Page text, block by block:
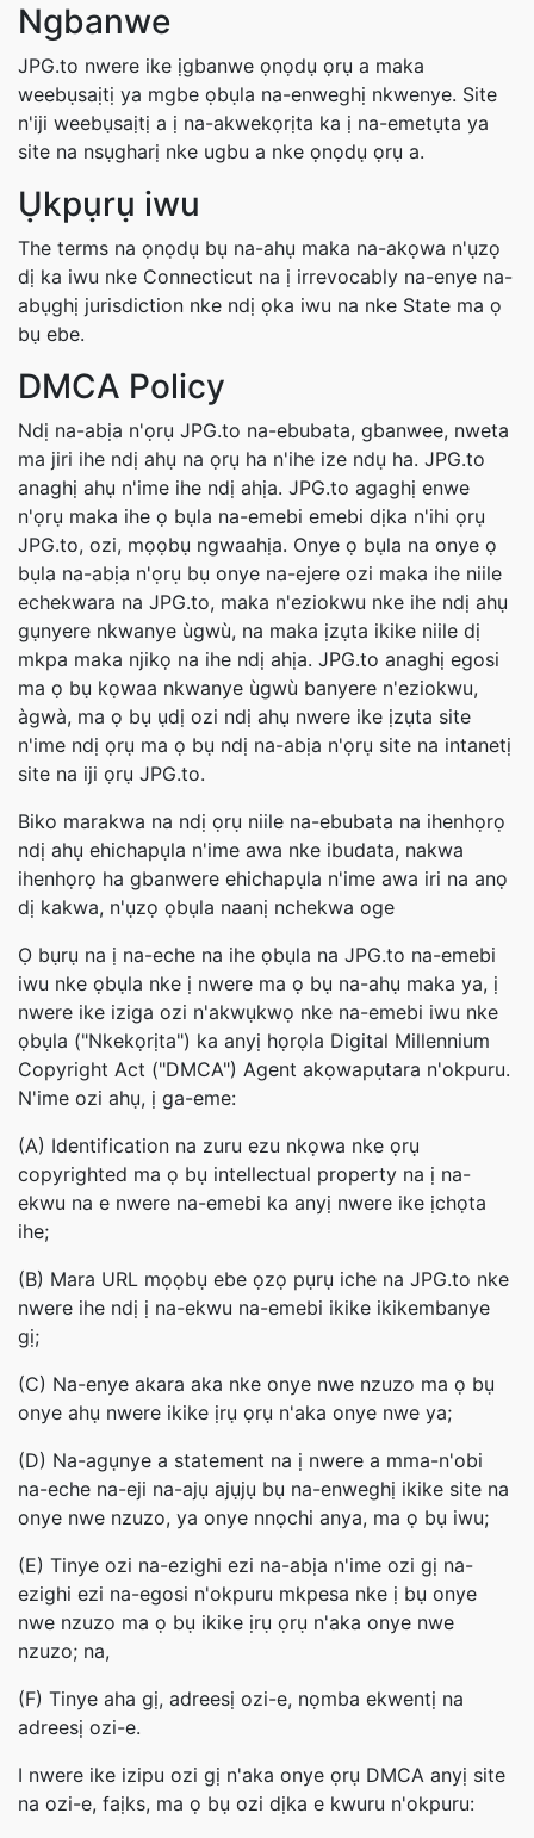
Ngbanwe
JPG.to nwere ike ịgbanwe ọnọdụ ọrụ a maka
weebụsaịtị ya mgbe ọbụla na-enweghị nkwenye. Site
n'iji weebụsaịtị a ị na-akwekọrịta ka ị na-emetụta ya
site na nsụgharị nke ugbu a nke ọnọdụ ọrụ a.
Ụkpụrụ iwu
The terms na ọnọdụ bụ na-ahụ maka na-akọwa n'ụzọ
dị ka iwu nke Connecticut na ị irrevocably na-enye na-
abụghị jurisdiction nke ndị ọka iwu na nke State ma ọ
bụ ebe.
DMCA Policy
Ndị na-abịa n'ọrụ JPG.to na-ebubata, gbanwee, nweta
ma jiri ihe ndị ahụ na ọrụ ha n'ihe ize ndụ ha. JPG.to
anaghị ahụ n'ime ihe ndị ahịa. JPG.to agaghị enwe
n'ọrụ maka ihe ọ bụla na-emebi emebi dịka n'ihi ọrụ
JPG.to, ozi, mọọbụ ngwaahịa. Onye ọ bụla na onye ọ
bụla na-abịa n'ọrụ bụ onye na-ejere ozi maka ihe niile
echekwara na JPG.to, maka n'eziokwu nke ihe ndị ahụ
gụnyere nkwanye ùgwù, na maka ịzụta ikike niile dị
mkpa maka njikọ na ihe ndị ahịa. JPG.to anaghị egosi
ma ọ bụ kọwaa nkwanye ùgwù banyere n'eziokwu,
àgwà, ma ọ bụ ụdị ozi ndị ahụ nwere ike ịzụta site
n'ime ndị ọrụ ma ọ bụ ndị na-abịa n'ọrụ site na intanetị
site na iji ọrụ JPG.to.
Biko marakwa na ndị ọrụ niile na-ebubata na ihenhọrọ
ndị ahụ ehichapụla n'ime awa nke ibudata, nakwa
ihenhọrọ ha gbanwere ehichapụla n'ime awa iri na anọ
dị kakwa, n'ụzọ ọbụla naanị nchekwa oge
Ọ bụrụ na ị na-eche na ihe ọbụla na JPG.to na-emebi
iwu nke ọbụla nke ị nwere ma ọ bụ na-ahụ maka ya, ị
nwere ike iziga ozi n'akwụkwọ nke na-emebi iwu nke
ọbụla ("Nkekọrịta") ka anyị họrọla Digital Millennium
Copyright Act ("DMCA") Agent akọwapụtara n'okpuru.
N'ime ozi ahụ, ị ga-eme:
(A) Identification na zuru ezu nkọwa nke ọrụ
copyrighted ma ọ bụ intellectual property na ị na-
ekwu na e nwere na-emebi ka anyị nwere ike ịchọta
ihe;
(B) Mara URL mọọbụ ebe ọzọ pụrụ iche na JPG.to nke
nwere ihe ndị ị na-ekwu na-emebi ikike ikikembanye
gị;
(C) Na-enye akara aka nke onye nwe nzuzo ma ọ bụ
onye ahụ nwere ikike ịrụ ọrụ n'aka onye nwe ya;
(D) Na-agụnye a statement na ị nwere a mma-n'obi
na-eche na-eji na-ajụ ajụjụ bụ na-enweghị ikike site na
onye nwe nzuzo, ya onye nnọchi anya, ma ọ bụ iwu;
(E) Tinye ozi na-ezighi ezi na-abịa n'ime ozi gị na-
ezighi ezi na-egosi n'okpuru mkpesa nke ị bụ onye
nwe nzuzo ma ọ bụ ikike ịrụ ọrụ n'aka onye nwe
nzuzo; na,
(F) Tinye aha gị, adreesị ozi-e, nọmba ekwentị na
adreesị ozi-e.
I nwere ike izipu ozi gị n'aka onye ọrụ DMCA anyị site
na ozi-e, faịks, ma ọ bụ ozi dịka e kwuru n'okpuru: